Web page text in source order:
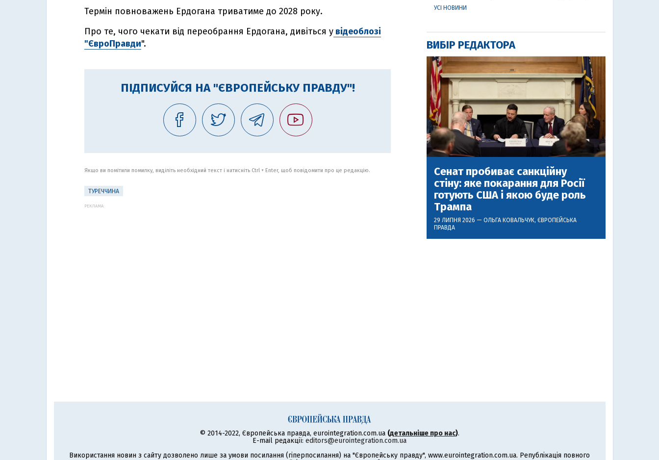
Термін повноважень Ердогана триватиме до 2028 року.
Про те, чого чекати від переобрання Ердогана, дивіться у відеоблозі
"ЄвроПравди".
ПІДПИСУЙСЯ НА "ЄВРОПЕЙСЬКУ ПРАВДУ"!
Якщо ви помітили помилку, виділіть необхідний текст і натисніть Ctrl + Enter, щоб повідомити про це редакцію.
ТУРЕЧЧИНА
РЕКЛАМА:
УСІ НОВИНИ
ВИБІР РЕДАКТОРА
Сенат пробиває санкційну
стіну: яке покарання для Росії
готують США і якою буде роль
Трампа
29 ЛИПНЯ 2026 — ОЛЬГА КОВАЛЬЧУК, ЄВРОПЕЙСЬКА
ПРАВДА
© 2014-2022, Європейська правда, eurointegration.com.ua (детальніше про нас).
E-mail редакції: editors@eurointegration.com.ua
Використання новин з сайту дозволено лише за умови посилання (гіперпосилання) на "Європейську правду", www.eurointegration.com.ua. Републікація повного